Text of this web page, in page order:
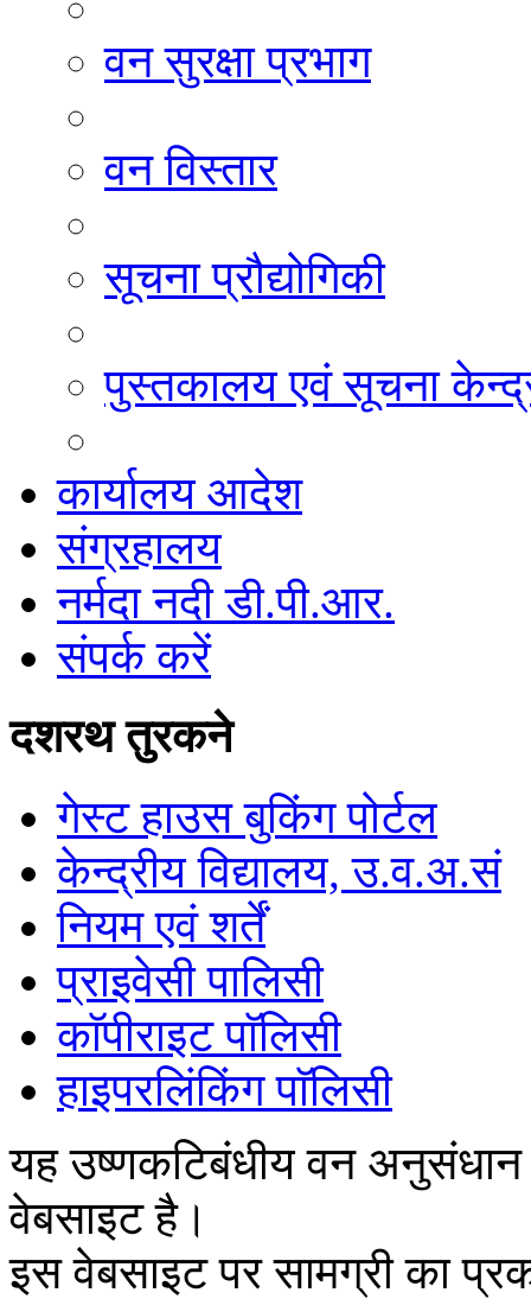
वन सुरक्षा प्रभाग
वन विस्तार
सूचना प्रौद्योगिकी
पुस्तकालय एवं सूचना
कार्यालय आदेश
संग्रहालय
नर्मदा नदी डी.पी.आर.
संपर्क करें
दशरथ तुरकने
गेस्ट हाउस बुकिंग पोर्टल
केन्द्रीय विद्यालय, उ.व.अ.सं
नियम एवं शर्तें
प्राइवेसी पालिसी
काॅपीराइट पाॅलिसी
हाइपरलिंकिंग पाॅलिसी
यह उष्णकटिबंधीय वन
वेबसाइट है।
इस वेबसाइट पर सामग्री का